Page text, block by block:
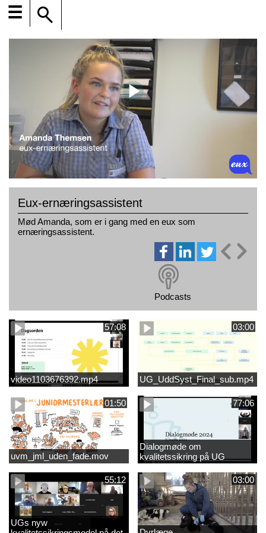
☰
Eux-ernæringsassistent
Mød Amanda, som er i gang med en eux som
ernæringsassistent.
Podcasts
57:08
video1103676392.mp4
03:00
UG_UddSyst_Final_sub.mp4
01:50
uvm_jml_uden_fade.mov
77:06
Dialogmøde om
kvalitetssikring på UG
55:12
UGs nyw
03:00